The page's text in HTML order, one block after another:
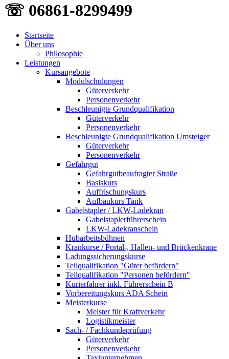
☏ 06861-8299499
Startseite
Über uns
Philosophie
Leistungen
Kursangebote
Modulschulungen
Güterverkehr
Personenverkehr
Beschleunigte Grundqualifikation
Güterverkehr
Personenverkehr
Beschleunigte Grundqualifikation Umsteiger
Güterverkehr
Personenverkehr
Gefahrgut
Gefahrgutbeaufragter Straße
Basiskurs
Auffrischungskurs
Aufbaukurs Tank
Gabelstapler / LKW-Ladekran
Gabelstaplerführerschein
LKW-Ladekranschein
Hubarbeitsbühnen
Krankurse / Portal-, Hallen- und Brückenkrane
Ladungssicherungskurse
Teilqualifikation "Güter befördern"
Teilqualifikation "Personen befördern"
Kurierfahrer inkl. Führerschein B
Vorbereitungskurs ADA Schein
Meisterkurse
Meister für Kraftverkehr
Logistikmeister
Sach- / Fachkundeprüfung
Güterverkehr
Personenverkehr